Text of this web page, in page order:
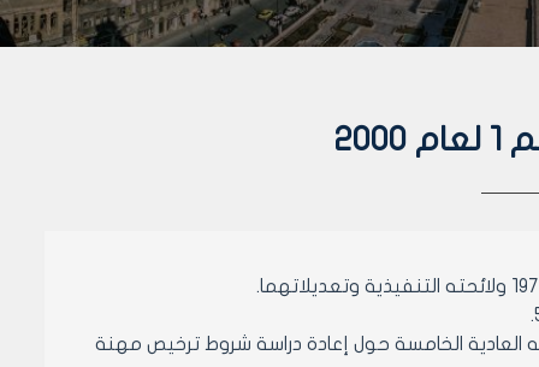
مدينة حلب بجلسته المنعقدة بتاريخ 22/11/1999 من دورته العادية الخامسة حول إعادة دراسة شروط ترخيص مهنة